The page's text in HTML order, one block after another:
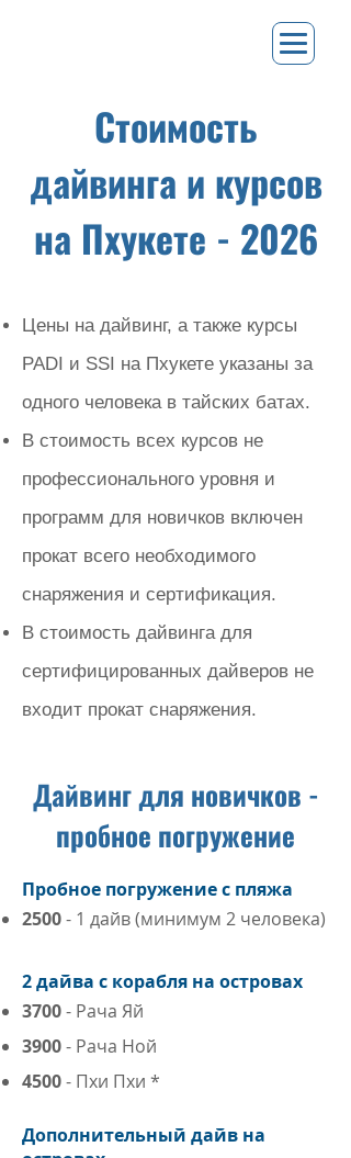
Стоимость
дайвинга и курсов
на Пхукете - 2026
Цены на дайвинг, а также курсы
PADI и SSI на Пхукете указаны за
одного человека в тайских батах.
В стоимость всех курсов не
профессионального уровня и
программ для новичков включен
прокат всего необходимого
снаряжения и сертификация.
В стоимость дайвинга для
сертифицированных дайверов не
входит прокат снаряжения.
Дайвинг для новичков -
пробное погружение
Пробное погружение с пляжа
2500- 1 дайв (минимум 2 человека)
2 дайва с корабля на островах
3700- Рача Яй
3900- Рача Ной
4500- Пхи Пхи *
Дополнительный дайв на